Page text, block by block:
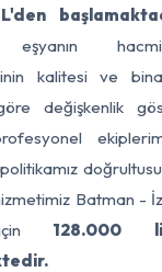
eşyanın
kalitesi ve
değişkenlik
Batman -
128.000